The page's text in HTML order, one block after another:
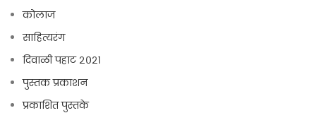
कोलाज
साहित्यरंग
दिवाळी पहाट २०२१
पुस्तक प्रकाशन
प्रकाशित पुस्तके